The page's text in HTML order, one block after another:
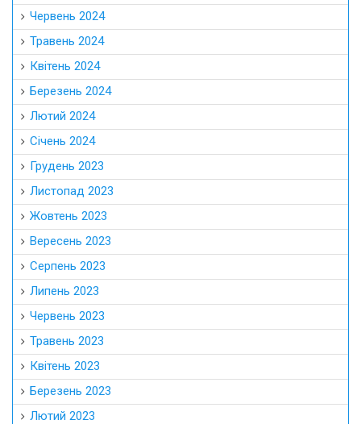
Червень 2024
Травень 2024
Квітень 2024
Березень 2024
Лютий 2024
Січень 2024
Грудень 2023
Листопад 2023
Жовтень 2023
Вересень 2023
Серпень 2023
Липень 2023
Червень 2023
Травень 2023
Квітень 2023
Березень 2023
Лютий 2023